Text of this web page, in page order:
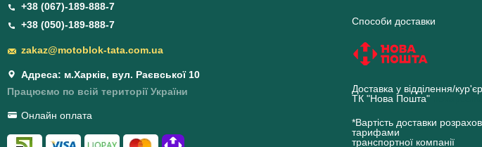
+38 (067)-189-888-7
+38 (050)-189-888-7
zakaz@motoblok-tata.com.ua
Адреса: м.Харків, вул. Раєвської 10
Працюємо по всій території України
Онлайн оплата
Способи доставки
Доставка у відділення/
ТК "Нова Пошта"
*Вартість доставки
тарифами
транспортної компанії